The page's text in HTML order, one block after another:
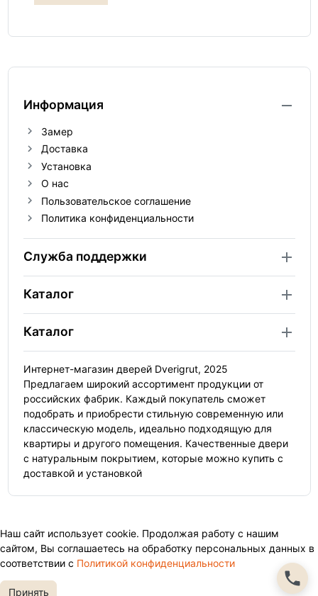
Информация
Замер
Доставка
Установка
О нас
Пользовательское соглашение
Политика конфиденциальности
Служба поддержки
Каталог
Каталог
Интернет-магазин дверей Dverigrut, 2025
Предлагаем широкий ассортимент продукции от
российских фабрик. Каждый покупатель сможет
подобрать и приобрести стильную современную или
классическую модель, идеально подходящую для
квартиры и другого помещения. Качественные двери
с натуральным покрытием, которые можно купить с
доставкой и установкой
Наш сайт использует cookie. Продолжая работу с нашим
сайтом, Вы соглашаетесь на обработку персональных данных в
соответствии с Политикой конфиденциальности
Принять